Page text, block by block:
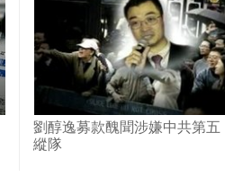
劉醇逸募款醜聞涉嫌中共第五
縱隊